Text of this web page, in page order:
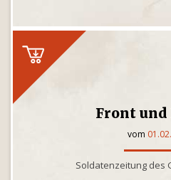
Front und
vom
Soldatenzeitung des